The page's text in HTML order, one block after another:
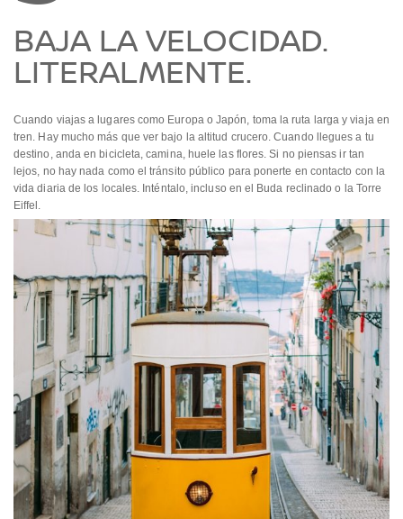
BAJA LA VELOCIDAD.
LITERALMENTE.
Cuando viajas a lugares como Europa o Japón, toma la ruta larga y viaja en
tren. Hay mucho más que ver bajo la altitud crucero. Cuando llegues a tu
destino, anda en bicicleta, camina, huele las flores. Si no piensas ir tan
lejos, no hay nada como el tránsito público para ponerte en contacto con la
vida diaria de los locales. Inténtalo, incluso en el Buda reclinado o la Torre
Eiffel.